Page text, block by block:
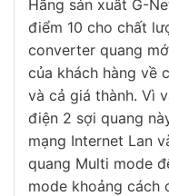
Hãng sản xuất G-
điểm 10 cho chất
converter quang
của khách hàng về
và cả giá thành. Vì
điện 2 sợi quang
mạng Internet Lan
quang Multi mode
mode khoảng cách